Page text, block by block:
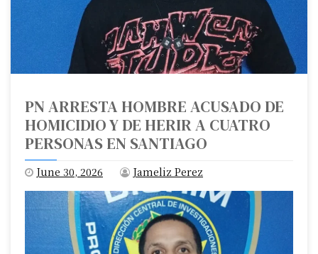
PN ARRESTA HOMBRE ACUSADO DE
HOMICIDIO Y DE HERIR A CUATRO
PERSONAS EN SANTIAGO
June 30, 2026 Jameliz Perez